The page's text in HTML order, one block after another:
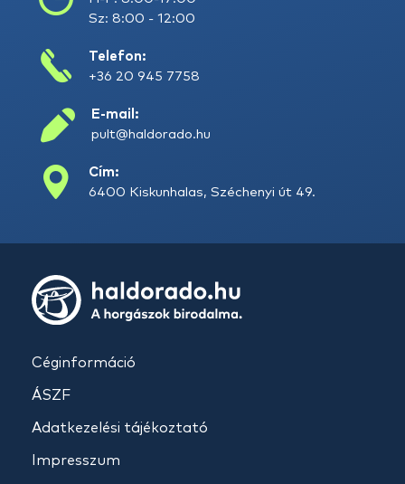
Sz: 8:00 - 12:00
Telefon:
+36 20 945 7758
E-mail:
pult@haldorado.hu
Cím:
6400 Kiskunhalas, Széchenyi út 49.
Céginformáció
ÁSZF
Adatkezelési tájékoztató
Impresszum